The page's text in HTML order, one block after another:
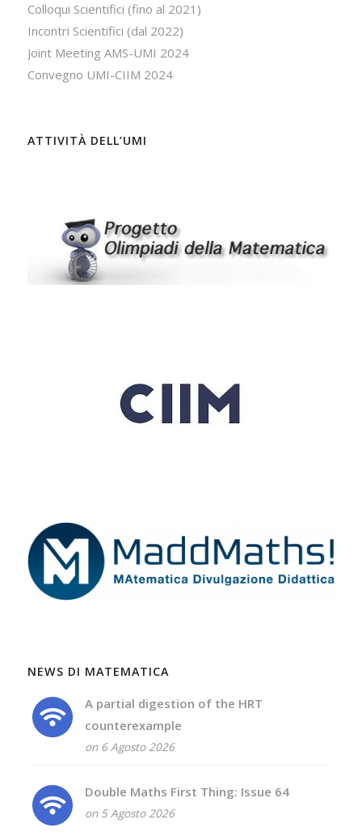
Colloqui Scientifici (fino al 2021)
Incontri Scientifici (dal 2022)
Joint Meeting AMS-UMI 2024
Convegno UMI-CIIM 2024
ATTIVITÀ DELL’UMI
NEWS DI MATEMATICA
A partial digestion of the HRT
counterexample
on 6 Agosto 2026
Double Maths First Thing: Issue 64
on 5 Agosto 2026